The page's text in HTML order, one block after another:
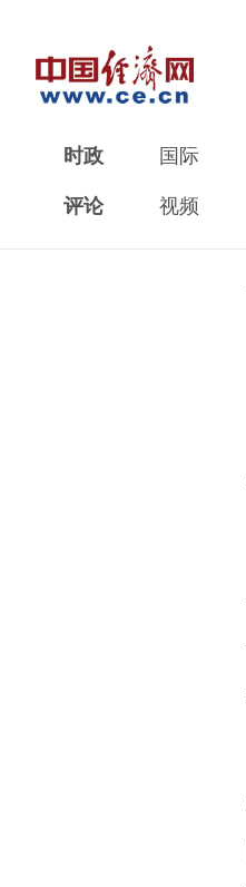
时政 国际
评论 视频